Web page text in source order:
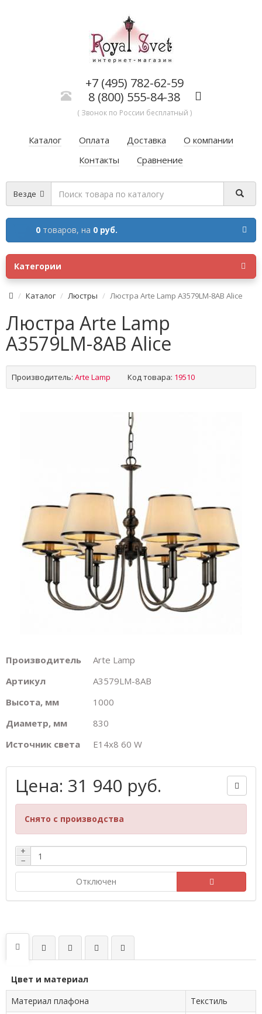
+7 (495) 782-62-59
8 (800) 555-84-38
( Звонок по России бесплатный )
Каталог Оплата Доставка
О компании
Контакты
Сравнение
Везде
0 товаров, на 0 руб.
Категории
Каталог Люстры Люстра Arte Lamp A3579LM-8AB Alice
Люстра Arte Lamp
A3579LM-8AB Alice
Производитель: Arte Lamp Код товара: 19510
Производитель
Arte Lamp
Артикул
A3579LM-8AB
Высота, мм
1000
Диаметр, мм
830
Источник света
E14х8 60 W
Цена: 31 940 руб.
Снято с производства
+
−
Отключен
Цвет и материал
Материал плафона
Текстиль